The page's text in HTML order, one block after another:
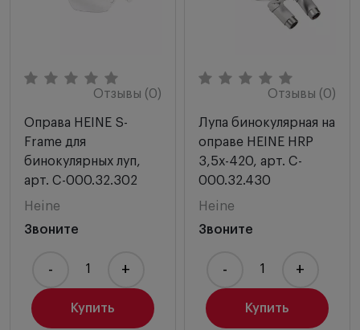
Отзывы (0)
Оправа HEINE S-
Frame для
бинокулярных луп,
арт. C-000.32.302
Heine
Звоните
Купить
- +
Отзывы (0)
Лупа бинокулярная на
оправе HEINE HRP
3,5х-420, арт. C-
000.32.430
Heine
Звоните
Купить
- +